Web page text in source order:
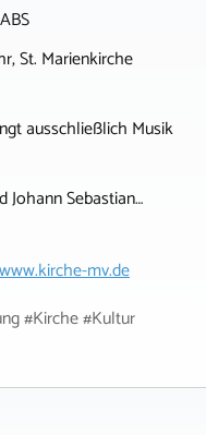
St. Marienkirche
ausschließlich Musik
Johann Sebastian…
www.kirche-mv.de
#Kirche #Kultur